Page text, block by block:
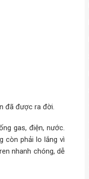
đã được ra đời.
gas, điện, nước.
còn phải lo lắng vì
nhanh chóng, dễ